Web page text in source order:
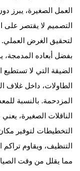
العمل الصغيرة، يبرز
التصميم لا يقتصر
لتحقيق الغرض العملي.
الضيقة التي لا تستطيع
الطاولات، داخل غلاف
المزدحمة. بالنسبة
الناقلات الصغيرة،
التخطيطات لتوفير
التنظيف، ويقاوم
مما يقلل من وقت